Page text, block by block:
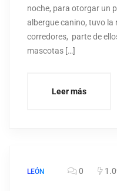
noche, para otorgar un
albergue canino, tuvo la
corredores, parte de
mascotas […]
Leer más
LEÓN 0